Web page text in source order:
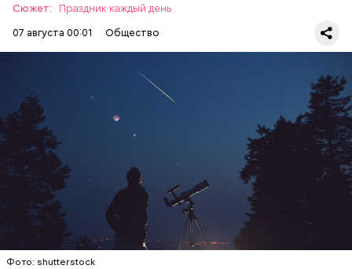
Сюжет:
Праздник каждый день
07 августа 00:01
Общество
Фото: shutterstock
День собирания звезд учрежден в честь
метеорного потока Персеиды, который ежегодно
можно наблюдать в августе. Все любители
смотреть на звездопад 7 августа выезжают за
город — в местность, где нет светового
загрязнения и где можно невооруженным глазом
наблюдать за падающими звездами.
ЕДА ПРАЗДНИКИ
СЛАДОСТИ